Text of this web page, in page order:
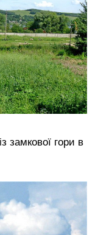
замкової гори в